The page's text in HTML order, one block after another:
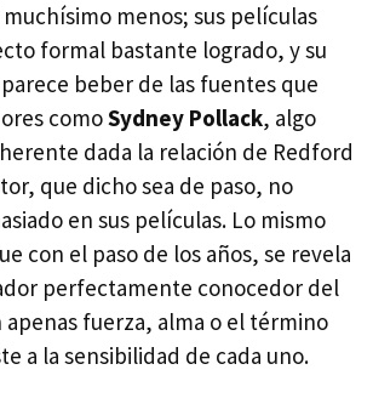
menos; sus películas
formal bastante logrado, y su
beber de las fuentes que
comoSydney Pollack, algo
dada la relación de Redford
que dicho sea de paso, no
en sus películas. Lo mismo
con el paso de los años, se revela
perfectamente conocedor del
fuerza, alma o el término
a la sensibilidad de cada uno.